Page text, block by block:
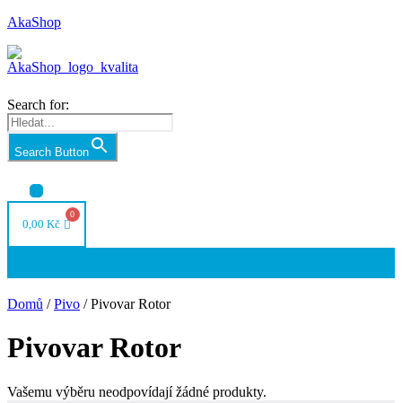
AkaShop
Search for:
Search Button
Nabídka
0,00 Kč
Domů /Pivo / Pivovar Rotor
Pivovar Rotor
Vašemu výběru neodpovídají žádné produkty.